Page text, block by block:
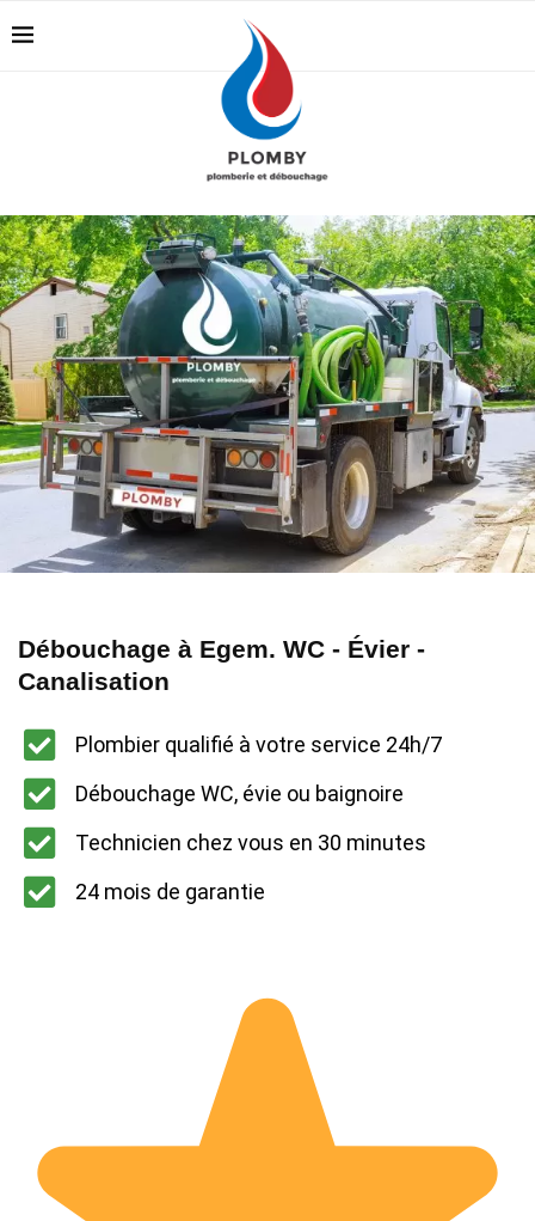
Débouchage à Egem. WC - Évier -
Canalisation
Plombier qualifié à votre service 24h/7
Débouchage WC, évie ou baignoire
Technicien chez vous en 30 minutes
24 mois de garantie